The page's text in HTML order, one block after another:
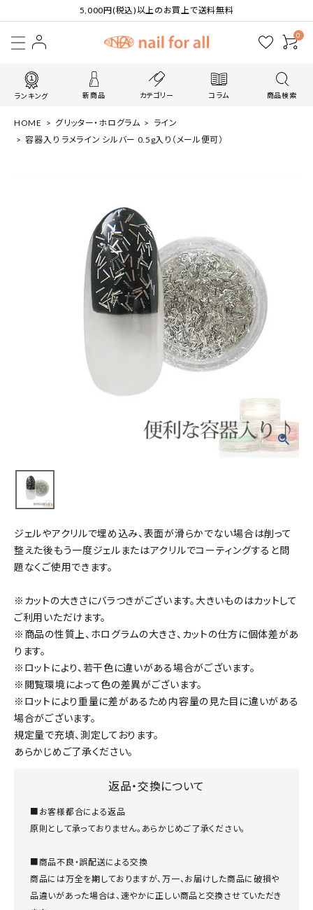
5,000円(税込)以上のお買上で送料無料
0
ランキング 新商品 カテゴリー コラム 商品検索
HOME グリッター・ホログラム
ライン
容器入り ラメライン シルバー 0.5g入り（メール便可）
ジェルやアクリルで埋め込み、表面が滑らかでない場合は削って
整えた後もう一度ジェルまたはアクリルでコーティングすると問
題なくご使用できます。
※カットの大きさにバラつきがございます。大きいものはカットして
ご利用いただけます。
※商品の性質上、ホログラムの大きさ、カットの仕方に個体差があ
ります。
※ロットにより、若干色に違いがある場合がございます。
※閲覧環境によって色の差異がございます。
※ロットにより重量に差があるため内容量の見た目に違いがある
場合がございます。
規定量で充填、測定しております。
あらかじめご了承ください。
返品・交換について
■お客様都合による返品
原則として承っておりません。あらかじめご了承ください。
■商品不良・誤配送による交換
商品には万全を期しておりますが、万一、お届けした商品に破損や
品違いがあった場合は、速やかに正しい商品と交換させていただき